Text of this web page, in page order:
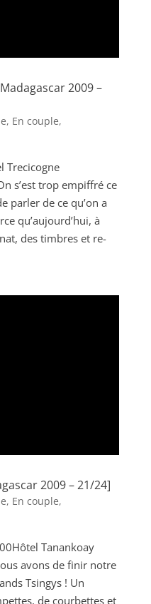
2009 –
, En couple,
Trecicogne
s’est trop empiffré ce
parler de ce qu’on a
qu’aujourd’hui, à
des timbres et re-
2009 – 21/24]
, En couple,
Tanankoay
avons de finir notre
Tsingys ! Un
de courbettes et